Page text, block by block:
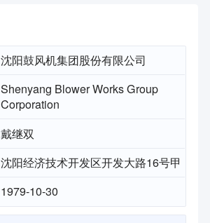
沈阳鼓风机集团股份有限公司
Shenyang Blower Works Group
Corporation
戴继双
沈阳经济技术开发区开发大路16号甲
1979-10-30